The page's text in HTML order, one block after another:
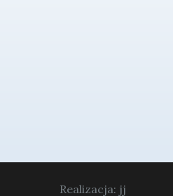
Realizacja: jj